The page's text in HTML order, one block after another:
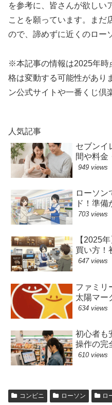
を参考に、皆さんが欲しい
ことを願っています。まだ
ので、諦めずに近くのロー
※本記事の情報は2025年時
格は変動する可能性があり
ン公式サイトや一番くじ倶
人気記事
セブンイ
間や料金
949 views
ローソン
ド！準備
703 views
【2025
買い方！
647 views
ファミリ
太陽マー
634 views
初心者も
操作の完
610 views
コンビニ ローソン ロ